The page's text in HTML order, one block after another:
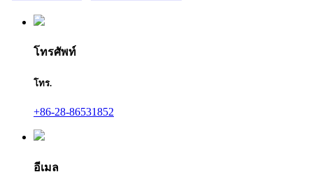
โทรศัพท์
โทร.
+86-28-86531852
อีเมล